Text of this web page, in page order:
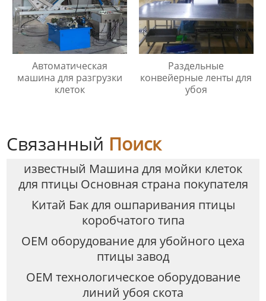
Автоматическая
машина для разгрузки
клеток
Раздельные
конвейерные ленты для
убоя
Связанный Поиск
известный Машина для мойки клеток
для птицы Основная страна покупателя
Китай Бак для ошпаривания птицы
коробчатого типа
OEM оборудование для убойного цеха
птицы завод
OEM технологическое оборудование
линий убоя скота